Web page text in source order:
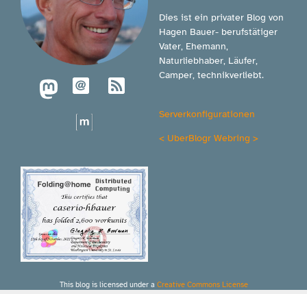
Dies ist ein privater Blog von
Hagen Bauer- berufstätiger
Vater, Ehemann,
Naturliebhaber, Läufer,
Camper, technikverliebt.
Serverkonfigurationen
< UberBlogr Webring >
This blog is licensed under a Creative Commons License